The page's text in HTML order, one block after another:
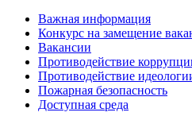
Важная информация
Конкурс на замещение
Вакансии
Противодействие
Противодействие
Пожарная безопасность
Доступная среда